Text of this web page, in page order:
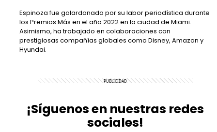
Espinoza fue galardonado por su labor periodística durante
los Premios Más en el año 2022 en la ciudad de Miami.
Asimismo, ha trabajado en colaboraciones con
prestigiosas compañías globales como Disney, Amazon y
Hyundai.
¡Síguenos en nuestras redes
sociales!